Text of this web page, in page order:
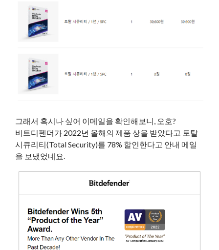
그래서 혹시나 싶어 이메일을 확인해보니, 오호?
비트디펜더가 2022년 올해의 제품 상을 받았다고 토탈
시큐리티(Total Security)를 78% 할인한다고 안내 메일
을 보냈었네요.